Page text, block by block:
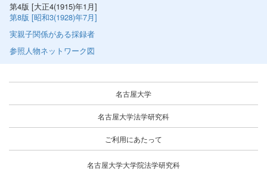
第4版 [大正4(1915)年1月]
第8版 [昭和3(1928)年7月]
実親子関係がある採録者
参照人物ネットワーク図
名古屋大学
名古屋大学法学研究科
ご利用にあたって
名古屋大学大学院法学研究科